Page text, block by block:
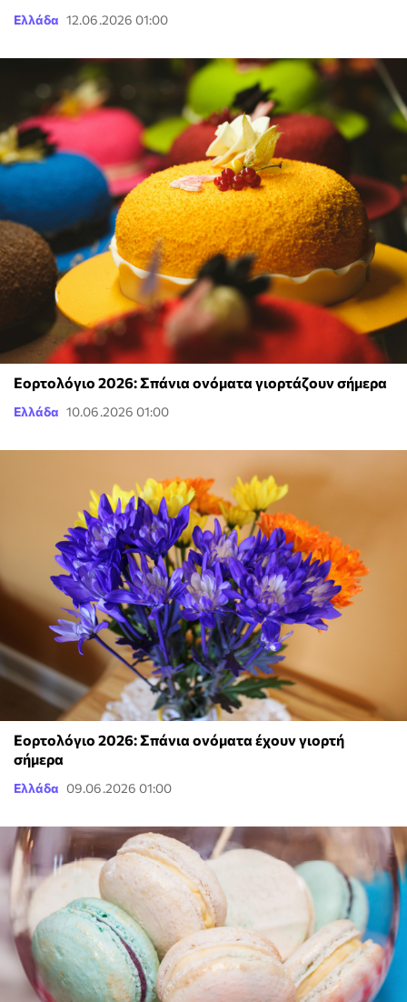
Ελλάδα 12.06.2026 01:00
Εορτολόγιο 2026: Σπάνια ονόματα γιορτάζουν σήμερα
Ελλάδα 10.06.2026 01:00
Εορτολόγιο 2026: Σπάνια ονόματα έχουν γιορτή
σήμερα
Ελλάδα 09.06.2026 01:00